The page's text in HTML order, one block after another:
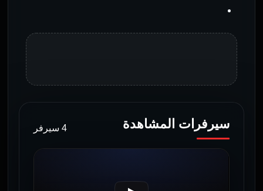
سيرفرات المشاهدة 4 سيرفر